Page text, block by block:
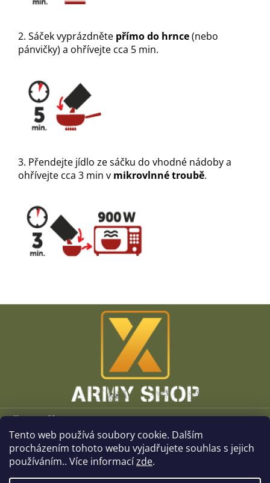
Tento web používá soubory cookie. Dalším
procházením tohoto webu vyjadřujete souhlas s jejich
používáním.. Více informacízde.
2. Sáček vyprázdněte přímo do hrnce(nebo
pánvičky) a ohřívejte cca 5 min.
3. Přendejte jídlo ze sáčku do vhodné nádoby a
ohřívejte cca 3 min v mikrovlnné troubě.
Z
Vše o nákupu
O společnosti
Kamenné prodejny